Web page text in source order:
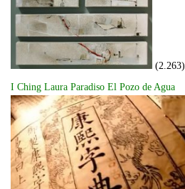
(2.263)
I Ching Laura Paradiso El Pozo de Agua